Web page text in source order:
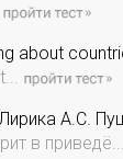
about
А.С.
в приведё...